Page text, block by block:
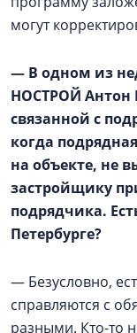
могут
— В одном из
НОСТРОЙ Антон
связанной с
когда
на объекте, не
застройщику
подрядчика.
Петербурге?
— Безусловно,
справляются с
разными. Кто-то